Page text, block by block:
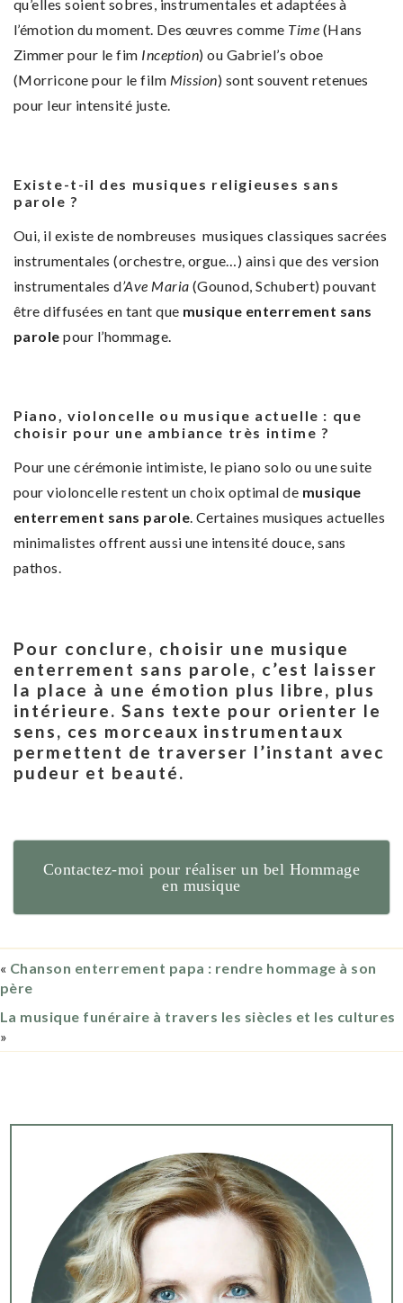
qu’elles soient sobres, instrumentales et adaptées à
l’émotion du moment. Des œuvres comme Time (Hans
Zimmer pour le fim Inception) ou Gabriel’s oboe
(Morricone pour le film Mission) sont souvent retenues
pour leur intensité juste.
Existe-t-il des musiques religieuses sans
parole ?
Oui, il existe de nombreuses musiques classiques sacrées
instrumentales (orchestre, orgue…) ainsi que des version
instrumentales d’Ave Maria (Gounod, Schubert) pouvant
être diffusées en tant que musique enterrement sans
parolepour l’hommage.
Piano, violoncelle ou musique actuelle : que
choisir pour une ambiance très intime ?
Pour une cérémonie intimiste, le piano solo ou une suite
pour violoncelle restent un choix optimal de musique
enterrement sans parole . Certaines musiques actuelles
minimalistes offrent aussi une intensité douce, sans
pathos.
Pour conclure, choisir une musique
enterrement sans parole, c’est laisser
la place à une émotion plus libre, plus
intérieure. Sans texte pour orienter le
sens, ces morceaux instrumentaux
permettent de traverser l’instant avec
pudeur et beauté.
Contactez-moi pour réaliser un bel Hommage
en musique
« Chanson enterrement papa : rendre hommage à son
père
La musique funéraire à travers les siècles et les cultures
»